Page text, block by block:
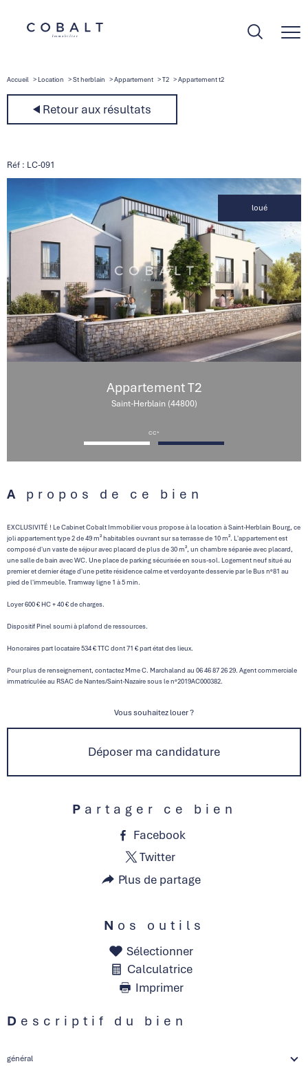
Accueil Location St herblain Appartement T2 Appartement t2
Retour aux résultats
Réf : LC-091
loué
Appartement T2
Saint-Herblain (44800)
CC*
A propos de ce bien
EXCLUSIVITÉ ! Le Cabinet Cobalt Immobilier vous propose à la location à Saint-Herblain Bourg, ce
joli appartement type 2 de 49 m² habitables ouvrant sur sa terrasse de 10 m². L'appartement est
composé d'un vaste de séjour avec placard de plus de 30 m², un chambre séparée avec placard,
une salle de bain avec WC. Une place de parking sécurisée en sous-sol. Logement neuf situé au
premier et dernier étage d'une petite résidence calme et verdoyante desservie par le Bus n°81 au
pied de l'immeuble. Tramway ligne 1 à 5 min.
Loyer 600 € HC + 40 € de charges.
Dispositif Pinel soumi à plafond de ressources.
Honoraires part locataire 534 € TTC dont 71 € part état des lieux.
Pour plus de renseignement, contactez Mme C. Marchaland au 06 46 87 26 29. Agent commerciale
immatriculée au RSAC de Nantes/Saint-Nazaire sous le n°2019AC000382.
Vous souhaitez louer ?
Déposer ma candidature
Partager ce bien
Facebook
Twitter
Plus de partage
Nos outils
Sélectionner
Calculatrice
Imprimer
Descriptif du bien
général